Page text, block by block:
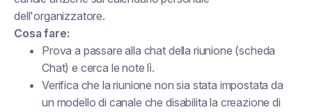
dell'organizzatore.
Cosa fare:
Prova a passare alla chat della riunione (scheda
Chat) e cerca le note lì.
Verifica che la riunione non sia stata impostata da
un modello di canale che disabilita la creazione di